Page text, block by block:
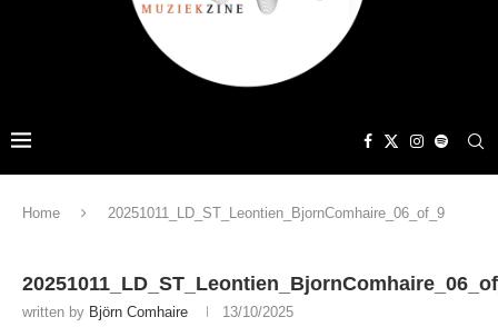
Home 20251011_LD_ST_Leontien_BjornComhaire_06_of_9
written by Björn Comhaire 13/10/2025